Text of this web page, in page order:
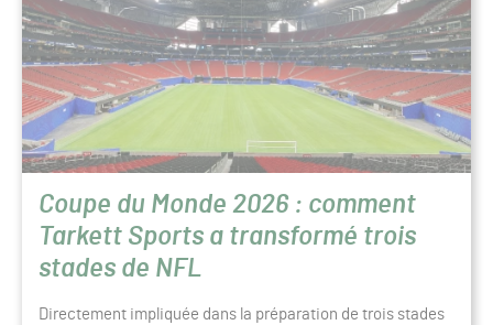
Coupe du Monde 2026 : comment
Tarkett Sports a transformé trois
stades de NFL
Directement impliquée dans la préparation de trois stades